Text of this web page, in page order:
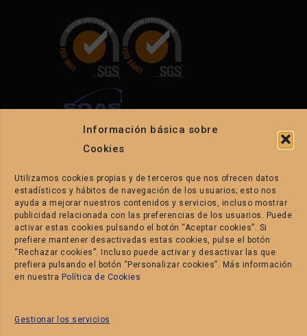
Información básica sobre
Cookies
Utilizamos cookies propias y de terceros que nos ofrecen datos
estadísticos y hábitos de navegación de los usuarios; esto nos
ayuda a mejorar nuestros contenidos y servicios, incluso mostrar
publicidad relacionada con las preferencias de los usuarios. Puede
activar estas cookies pulsando el botón “Aceptar cookies”. Si
prefiere mantener desactivadas estas cookies, pulse el botón
“Rechazar cookies”. Incluso puede activar y desactivar las que
prefiera pulsando el botón “Personalizar cookies”. Más información
en nuestra Política de Cookies
Gestionar los servicios
CONTACTO
C/. Els Conills parcelas 86-88. P.I.
La Pahilla.
46370 Chiva – Valencia
Tel. +34 962 524 481